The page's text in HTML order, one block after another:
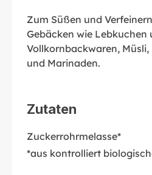
Zum Süßen und
Gebäcken wie Lebkuchen
Vollkornbackwaren, Müsli,
und Marinaden.
Zutaten
Zuckerrohrmelasse*
*aus kontrolliert